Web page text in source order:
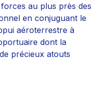
au plus près des
en conjuguant le
aéroterrestre à
dont la
précieux atouts